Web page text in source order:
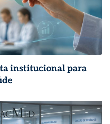
institucional para